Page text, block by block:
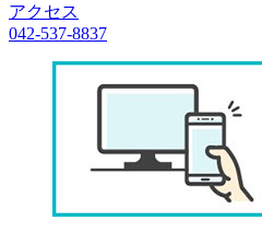
アクセス
042-537-8837